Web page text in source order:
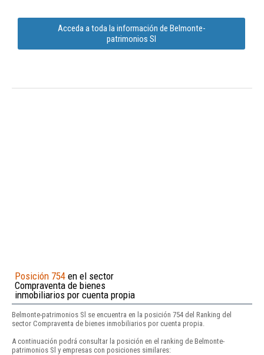
Acceda a toda la información de Belmonte-
patrimonios Sl
Posición 754 en el sector
Compraventa de bienes
inmobiliarios por cuenta propia
Belmonte-patrimonios Sl se encuentra en la posición 754 del Ranking del
sector Compraventa de bienes inmobiliarios por cuenta propia.
A continuación podrá consultar la posición en el ranking de Belmonte-
patrimonios Sl y empresas con posiciones similares: